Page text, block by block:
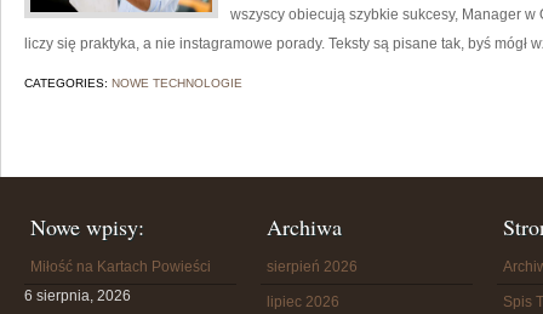
wszyscy obiecują szybkie sukcesy, Manager
liczy się praktyka, a nie instagramowe porady. Teksty są pisane tak, byś mógł
CATEGORIES: NOWE TECHNOLOGIE
Nowe wpisy:
Miłość na Kartach Powieści
6 sierpnia, 2026
Archiwa
sierpień 2026
lipiec 2026 Spis